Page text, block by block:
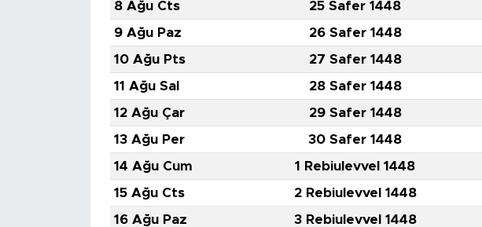
8 Ağu Cts
25 Safer 1448
9 Ağu Paz
26 Safer 1448
10 Ağu Pts
27 Safer 1448
11 Ağu Sal
28 Safer 1448
12 Ağu Çar
29 Safer 1448
13 Ağu Per
30 Safer 1448
14 Ağu Cum
1 Rebiulevvel 1448
15 Ağu Cts
2 Rebiulevvel 1448
16 Ağu Paz
3 Rebiulevvel 1448